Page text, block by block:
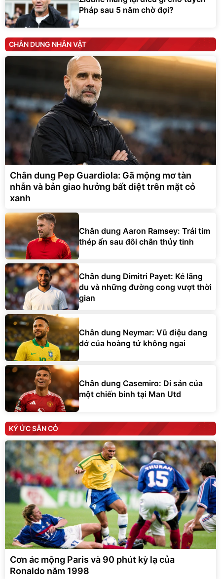
Pháp sau 5 năm chờ đợi?
CHÂN DUNG NHÂN VẬT
Chân dung Pep Guardiola: Gã mộng mơ tàn
nhẫn và bản giao hưởng bất diệt trên mặt cỏ
xanh
Chân dung Aaron Ramsey: Trái tim
thép ẩn sau đôi chân thủy tinh
Chân dung Dimitri Payet: Kẻ lãng
du và những đường cong vượt thời
gian
Chân dung Neymar: Vũ điệu dang
dở của hoàng tử không ngai
Chân dung Casemiro: Di sản của
một chiến binh tại Man Utd
KÝ ỨC SÂN CỎ
Cơn ác mộng Paris và 90 phút kỳ lạ của
Ronaldo năm 1998